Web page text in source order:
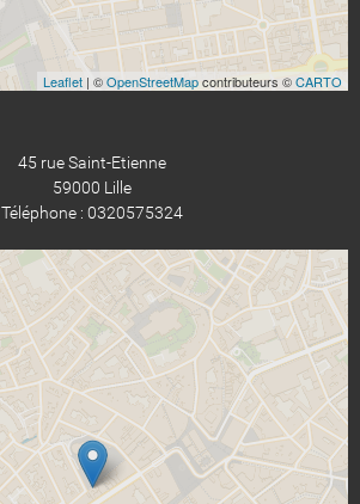
Leaflet | ©OpenStreetMapcontributeurs ©CARTO
45 rue Saint-Etienne
59000 Lille
Téléphone : 0320575324